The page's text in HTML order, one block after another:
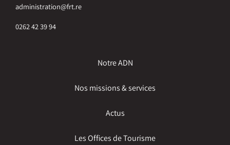
administration@frt.re
0262 42 39 94
Notre ADN
Nos missions & services
Actus
Les Offices de Tourisme